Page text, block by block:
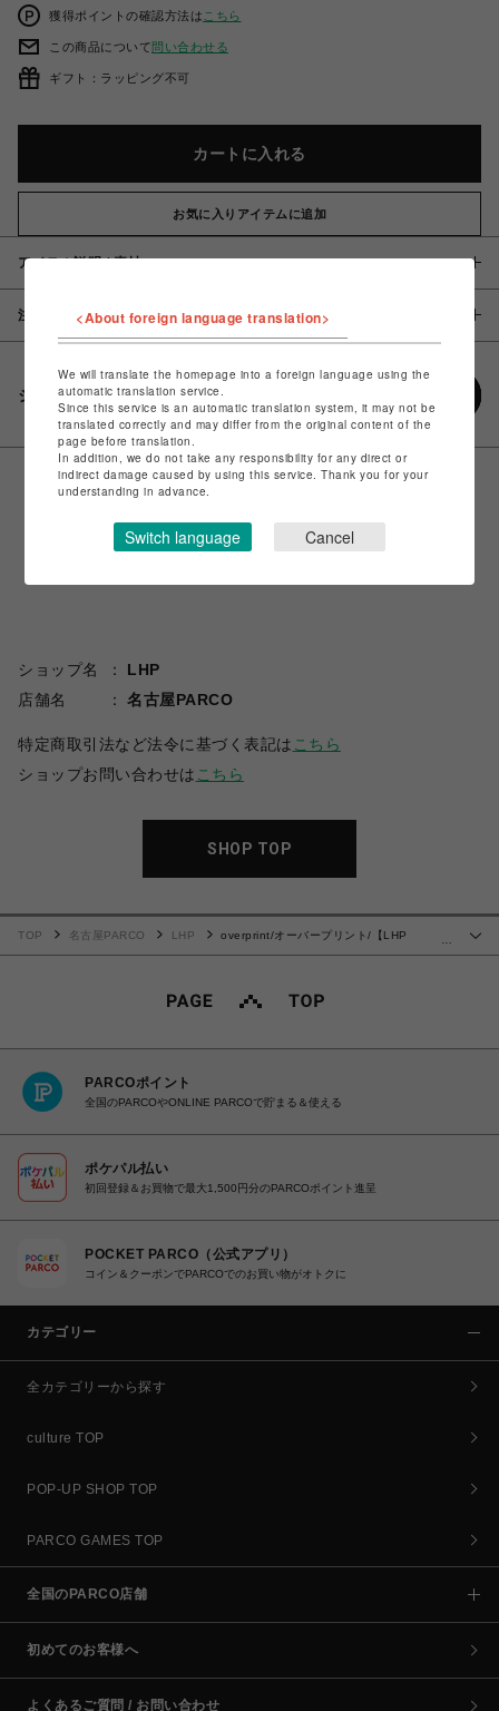
獲得ポイントの確認方法は こちら
この商品について問い合わせる
ギフト：ラッピング不可
カートに入れる
お気に入りアイテムに追加
アイテム説明 / 素材
注意事項
シェアする
ショップ名
LHP
店舗名
名古屋PARCO
特定商取引法など法令に基づく表記は こちら
ショップお問い合わせは こちら
SHOP TOP
…
TOP 名古屋PARCO LHP
overprint/オーバープリント/【LHP
PARCOポイント
全国のPARCOやONLINE PARCOで貯まる＆使える
ポケパル払い
初回登録＆お買物で最大1,500円分のPARCOポイント進呈
POCKET PARCO（公式アプリ）
コイン＆クーポンでPARCOでのお買い物がオトクに
カテゴリー
全カテゴリーから探す
culture TOP
POP-UP SHOP TOP
PARCO GAMES TOP
全国のPARCO店舗
初めてのお客様へ
よくあるご質問 / お問い合わせ
<About foreign language translation>
We will translate the homepage into a foreign language using the
automatic translation service.
Since this service is an automatic translation system, it may not be
translated correctly and may differ from the original content of the
page before translation.
In addition, we do not take any responsibility for any direct or
indirect damage caused by using this service. Thank you for your
understanding in advance.
Switch language Cancel